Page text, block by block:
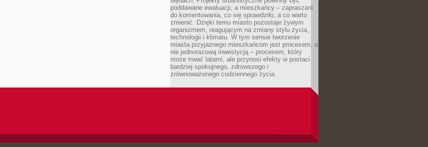
poddawane ewaluacji, a mieszkańcy – zapraszani
do komentowania, co się sprawdziło, a co warto
zmienić. Dzięki temu miasto pozostaje żywym
organizmem, reagującym na zmiany stylu życia,
technologii i klimatu. W tym sensie tworzenie
miasta przyjaznego mieszkańcom jest procesem, a
nie jednorazową inwestycją – procesem, który
może trwać latami, ale przynosi efekty w postaci
bardziej spokojnego, zdrowszego i
zrównoważonego codziennego życia.